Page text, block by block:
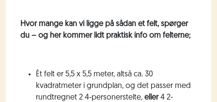
Hvor mange kan vi ligge på sådan et felt, spørger
du – og her kommer lidt praktisk info om felterne;
Èt felt er 5,5 x 5,5 meter, altså ca. 30
kvadratmeter i grundplan, og det passer med
rundtregnet 2 4-personerstelte, eller 4 2-